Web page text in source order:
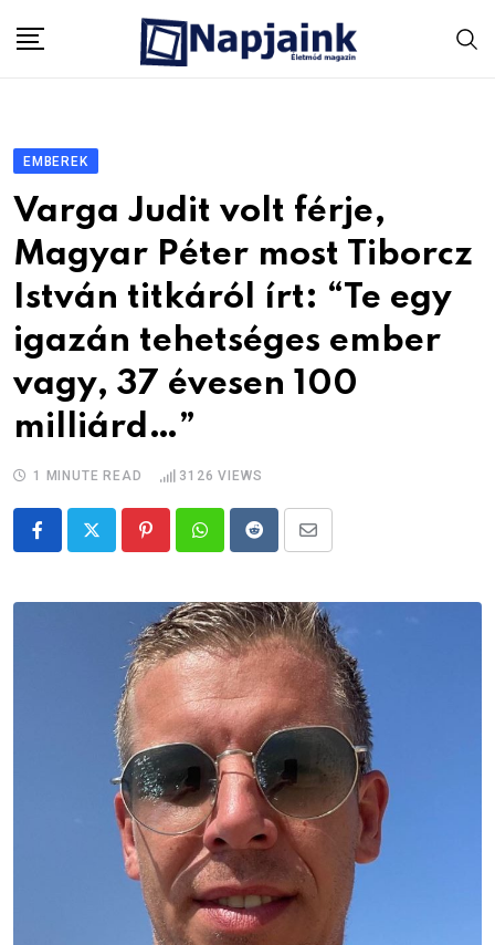
EMBEREK
Varga Judit volt férje,
Magyar Péter most Tiborcz
István titkáról írt: “Te egy
igazán tehetséges ember
vagy, 37 évesen 100
milliárd…”
1 MINUTE READ 3126 VIEWS
PinterestWhatsappRedditShare
Email